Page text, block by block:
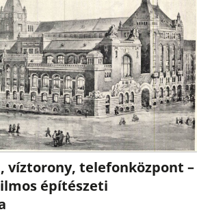
víztorony, telefonközpont –
építészeti